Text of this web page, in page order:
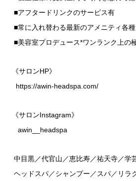
■アフタードリンクのサービス有
■常に入れ替わる最新のアメニティ各種
■美容室プロデュース*ワンランク上の
《サロンHP》
https://awin-headspa.com/
《サロンInstagram》
awin__headspa
中目黒／代官山／恵比寿／祐天寺／学
ヘッドスパ／シャンプー／スパ／リラ